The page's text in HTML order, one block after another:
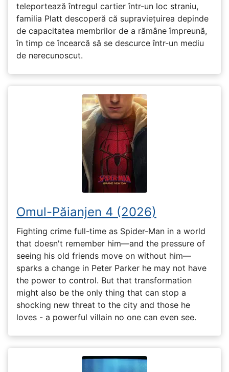
teleportează întregul cartier într-un loc straniu,
familia Platt descoperă că supraviețuirea depinde
de capacitatea membrilor de a rămâne împreună,
în timp ce încearcă să se descurce într-un mediu
de nerecunoscut.
Omul-Păianjen 4 (2026)
Fighting crime full-time as Spider-Man in a world
that doesn't remember him—and the pressure of
seeing his old friends move on without him—
sparks a change in Peter Parker he may not have
the power to control. But that transformation
might also be the only thing that can stop a
shocking new threat to the city and those he
loves - a powerful villain no one can even see.